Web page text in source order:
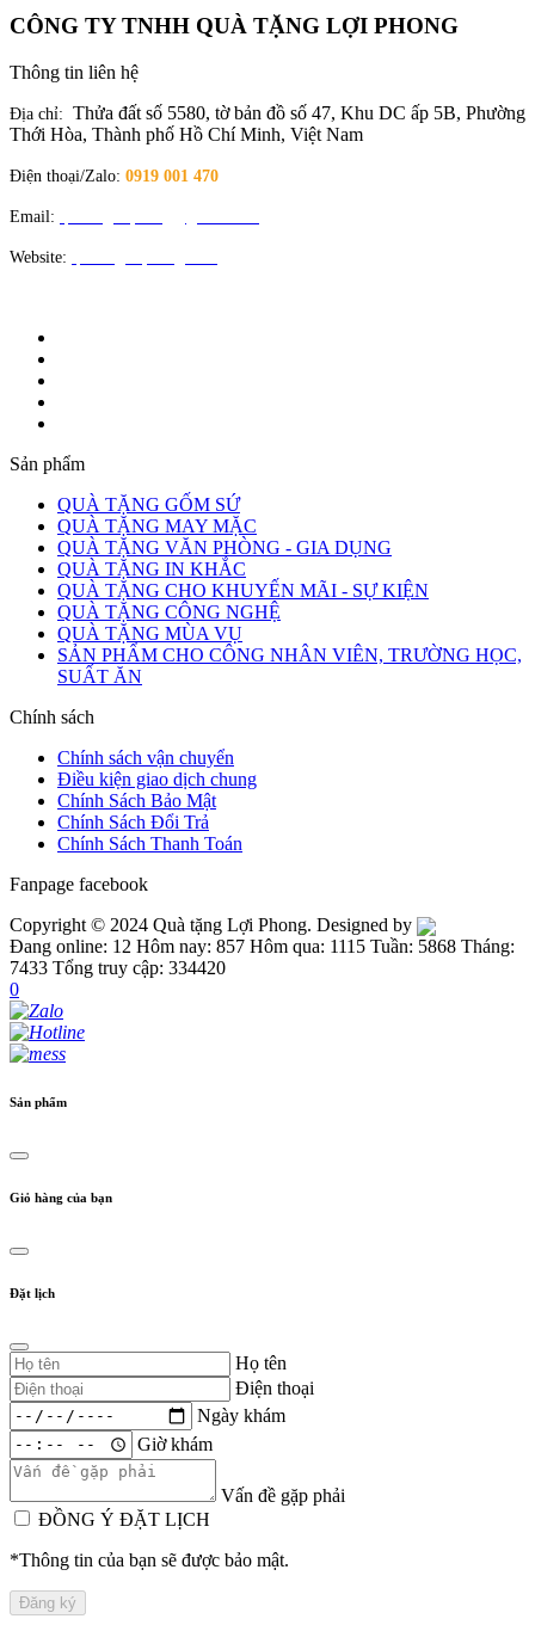
CÔNG TY TNHH QUÀ TẶNG LỢI PHONG
Thông tin liên hệ
Địa chỉ: Thửa đất số 5580, tờ bản đồ số 47, Khu DC ấp 5B, Phường
Thới Hòa, Thành phố Hồ Chí Minh, Việt Nam
Điện thoại/Zalo: 0919 001 470
Email:
Website:
Sản phẩm
QUÀ TẶNG GỐM SỨ
QUÀ TẶNG MAY MẶC
QUÀ TẶNG VĂN PHÒNG - GIA DỤNG
QUÀ TẶNG IN KHẮC
QUÀ TẶNG CHO KHUYẾN MÃI - SỰ KIỆN
QUÀ TẶNG CÔNG NGHỆ
QUÀ TẶNG MÙA VỤ
SẢN PHẨM CHO CÔNG NHÂN VIÊN, TRƯỜNG HỌC,
SUẤT ĂN
Chính sách
Chính sách vận chuyển
Điều kiện giao dịch chung
Chính Sách Bảo Mật
Chính Sách Đổi Trả
Chính Sách Thanh Toán
Fanpage facebook
Copyright © 2024 Quà tặng Lợi Phong. Designed by
Đang online: 12 Hôm nay: 857 Hôm qua: 1115 Tuần: 5868 Tháng:
7433 Tổng truy cập: 334420
0
Sản phẩm
Giỏ hàng của bạn
Đặt lịch
Họ tên
Điện thoại
Ngày khám
Giờ khám
Vấn đề gặp phải
ĐỒNG Ý ĐẶT LỊCH
*Thông tin của bạn sẽ được bảo mật.